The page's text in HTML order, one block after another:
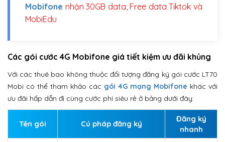
Mobifone nhận 30GB data, Free data Tiktok và
MobiEdu
Các gói cước 4G Mobifone giá tiết kiệm ưu đãi khủng
Với các thuê bao không thuộc đối tượng đăng ký gói cước LT70
Mobi có thể tham khảo các gói 4G mạng Mobifone khác với
ưu đãi hấp dẫn đi cùng cước phí siêu rẻ ở bảng dưới đây:
Tên gói Cú pháp đăng ký
Đăng ký
nhanh